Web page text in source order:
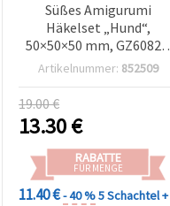
Süßes Amigurumi
Häkelset „Hund“,
50×50×50 mm, GZ6082 –
Perfekt für spaßige
handgemachte
Geschenke & DIY-
Bastelfans
Artikelnummer: 852509
19.00 €
13.30€
RABATTE
FÜR MENGE
11.40 €- 40 %5 Schachtel +